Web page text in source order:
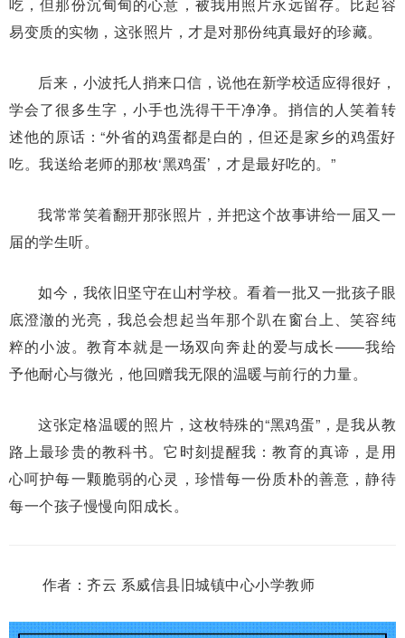
吃，但那份沉甸甸的心意，被我用照片永远留存。比起容
易变质的实物，这张照片，才是对那份纯真最好的珍藏。
后来，小波托人捎来口信，说他在新学校适应得很好，
学会了很多生字，小手也洗得干干净净。捎信的人笑着转
述他的原话：“外省的鸡蛋都是白的，但还是家乡的鸡蛋好
吃。我送给老师的那枚‘黑鸡蛋’，才是最好吃的。”
我常常笑着翻开那张照片，并把这个故事讲给一届又一
届的学生听。
如今，我依旧坚守在山村学校。看着一批又一批孩子眼
底澄澈的光亮，我总会想起当年那个趴在窗台上、笑容纯
粹的小波。教育本就是一场双向奔赴的爱与成长——我给
予他耐心与微光，他回赠我无限的温暖与前行的力量。
这张定格温暖的照片，这枚特殊的“黑鸡蛋”，是我从教
路上最珍贵的教科书。它时刻提醒我：教育的真谛，是用
心呵护每一颗脆弱的心灵，珍惜每一份质朴的善意，静待
每一个孩子慢慢向阳成长。
作者：齐云 系威信县旧城镇中心小学教师